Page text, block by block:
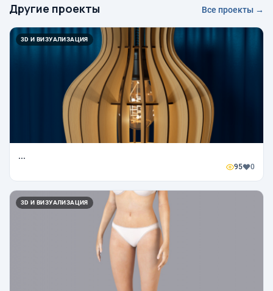
Другие проекты Все проекты →
3D И ВИЗУАЛИЗАЦИЯ
...
95 0
3D И ВИЗУАЛИЗАЦИЯ